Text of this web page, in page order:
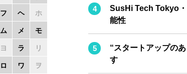
フ ヘ ホ
ム メ モ
ヨ ラ リ
ロ ワ ヲ
SusHi Tech Tokyo
能性
“スタートアップの
す
BPaaS JOURNAL
ADOPTABLE DOG JOURNAL